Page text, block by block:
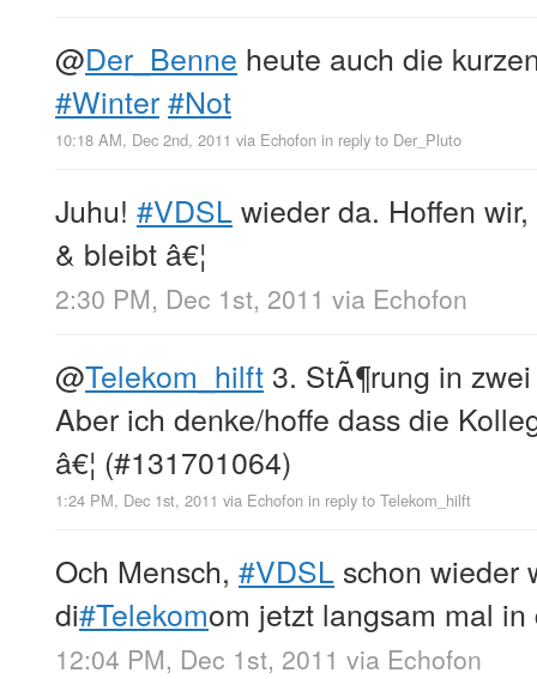
@Der_Benne heute auch die
#Winter#Not
10:18 AM, Dec 2nd, 2011 via Echofon in reply to Der_Pluto
Juhu! #VDSLwieder da. Hoffen
& bleibt â€¦
2:30 PM, Dec 1st, 2011 via Echofon
@Telekom_hilft 3. StÃ¶rung in
Aber ich denke/hoffe dass die
â€¦ (#131701064)
1:24 PM, Dec 1st, 2011 via Echofon in reply to Telekom_hilft
Och Mensch, #VDSL schon wieder
di#Telekomom jetzt langsam mal
12:04 PM, Dec 1st, 2011 via Echofon